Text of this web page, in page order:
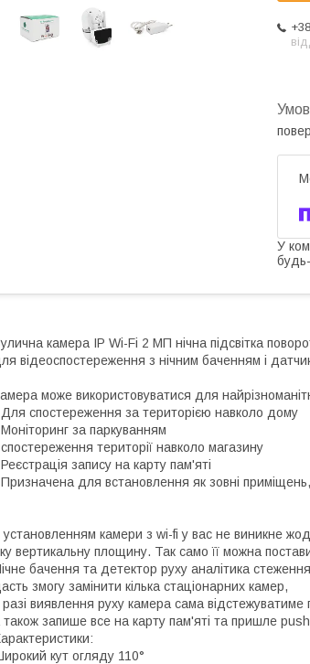
У
камера IP Wi-Fi 2 МП нічна підсвітка
відеоспостереження з нічним баченням і
може використовуватися для
спостереження за територією навколо дому
за паркуванням
території навколо магазину
запису на карту пам'яті
для встановлення як зовні приміщень,
установленням камери з wi-fi у вас не виникне
вертикальну площину. Так само її можна
бачення та детектор руху аналітика
змогу замінити кілька стаціонарних камер,
разі виявлення руху камера сама
також запише все на карту пам'яті та пришле
кут огляду 110°